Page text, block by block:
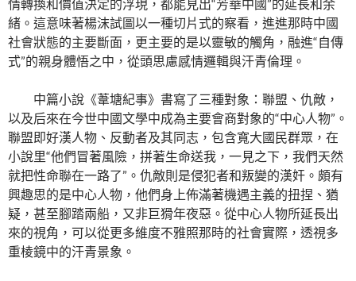
情轉換和價值決定的浮現，都能見出“芳華中國”的延長和余
緒。這意味著楊沫試圖以一種切片式的察看，進進那時中國
社會狀態的主要斷面，更主要的是以靈敏的觸角，融進“自傳
式”的親身體悟之中，從頭思慮感情邏輯與汗青倫理。
中篇小說《葦塘紀事》書寫了三種對象：聯盟、仇敵，
以及后來在今世中國文學中成為主要會商對象的“中心人物”。
聯盟即好漢人物、反動者及其同志，包含寬大國民群眾，在
小說里“他們冒著風險，拼著生命送我，一見之下，我們天然
就把性命聯在一路了”。仇敵則是侵犯者和叛變的漢奸。頗有
興趣思的是中心人物，他們身上佈滿著機遇主義的扭捏、猶
疑，甚至腳踏兩船，又非巨猾年夜惡。從中心人物所延長出
來的視角，可以從更多維度不雅照那時的社會實際，透視多
重棱鏡中的汗青景象。